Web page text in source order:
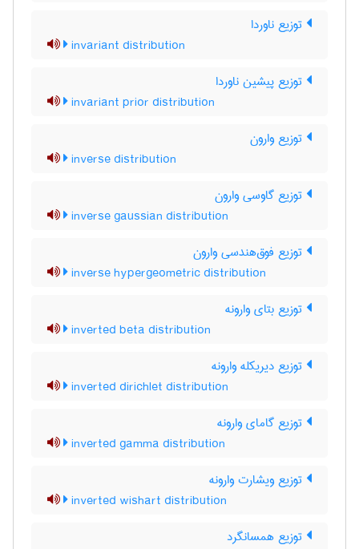
توزیع ناوردا
invariant distribution
توزیع پیشین ناوردا
invariant prior distribution
توزیع وارون
inverse distribution
توزیع گاوسی وارون
inverse gaussian distribution
توزیع فوق‌هندسی وارون
inverse hypergeometric distribution
توزیع بتای وارونه
inverted beta distribution
توزیع دیریکله وارونه
inverted dirichlet distribution
توزیع گامای وارونه
inverted gamma distribution
توزیع ویشارت وارونه
inverted wishart distribution
توزیع همسانگرد